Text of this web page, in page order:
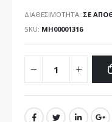
ΔΙΑΘΕΣΙΜΌΤΗΤΑ: ΣΕ
SKU ΜΗ00001316